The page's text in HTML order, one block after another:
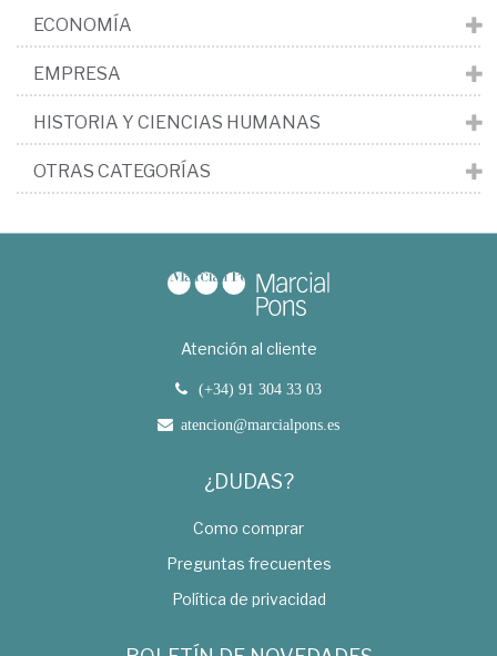
ECONOMÍA
EMPRESA
HISTORIA Y CIENCIAS HUMANAS
OTRAS CATEGORÍAS
Atención al cliente
(+34) 91 304 33 03
atencion@marcialpons.es
¿DUDAS?
Como comprar
Preguntas frecuentes
Política de privacidad